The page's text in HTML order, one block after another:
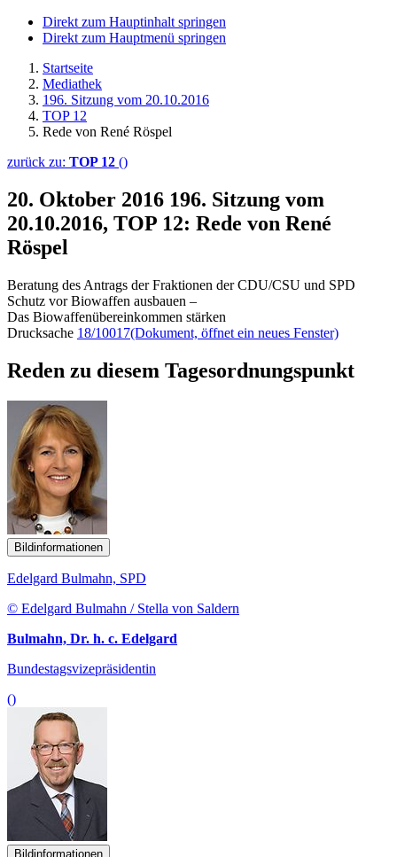
Direkt zum Hauptinhalt springen
Direkt zum Hauptmenü springen
Startseite
Mediathek
196. Sitzung vom 20.10.2016
TOP 12
Rede von René Röspel
zurück zu: TOP 12 ()
20. Oktober 2016 196. Sitzung vom
20.10.2016, TOP 12: Rede von René
Röspel
Beratung des Antrags der Fraktionen der CDU/CSU und SPD
Schutz vor Biowaffen ausbauen –
Das Biowaffenübereinkommen stärken
Drucksache 18/10017(Dokument, öffnet ein neues Fenster)
Reden zu diesem Tagesordnungspunkt
Bildinformationen
Edelgard Bulmahn, SPD
© Edelgard Bulmahn / Stella von Saldern
Bulmahn, Dr. h. c. Edelgard
Bundestagsvizepräsidentin
()
Bildinformationen